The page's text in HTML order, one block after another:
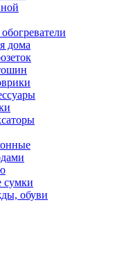
дома
сумки
обуви